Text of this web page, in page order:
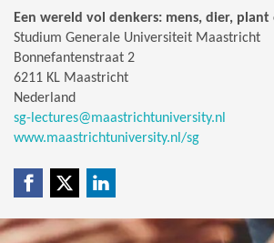
Een wereld vol denkers: mens, dier, plant
Studium Generale Universiteit Maastricht
Bonnefantenstraat 2
6211 KL Maastricht
Nederland
sg-lectures@maastrichtuniversity.nl
www.maastrichtuniversity.nl/sg